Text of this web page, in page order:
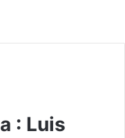
: Luis